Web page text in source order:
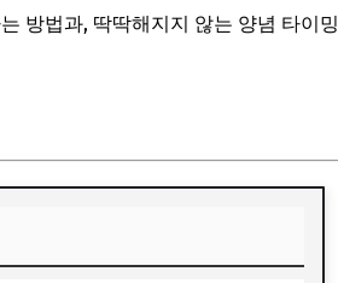
방법과, 딱딱해지지 않는 양념 타이밍